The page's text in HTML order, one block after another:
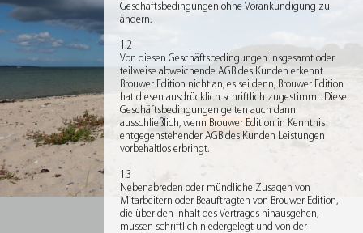
Geschäftsbedingungen ohne Vorankündigung zu
ändern.
1.2
Von diesen Geschäftsbedingungen insgesamt oder
teilweise abweichende AGB des Kunden erkennt
Brouwer Edition nicht an, es sei denn, Brouwer Edition
hat diesen ausdrücklich schriftlich zugestimmt. Diese
Geschäftsbedingungen gelten auch dann
ausschließlich, wenn Brouwer Edition in Kenntnis
entgegenstehender AGB des Kunden Leistungen
vorbehaltlos erbringt.
1.3
Nebenabreden oder mündliche Zusagen von
Mitarbeitern oder Beauftragten von Brouwer Edition,
die über den Inhalt des Vertrages hinausgehen,
müssen schriftlich niedergelegt und von der